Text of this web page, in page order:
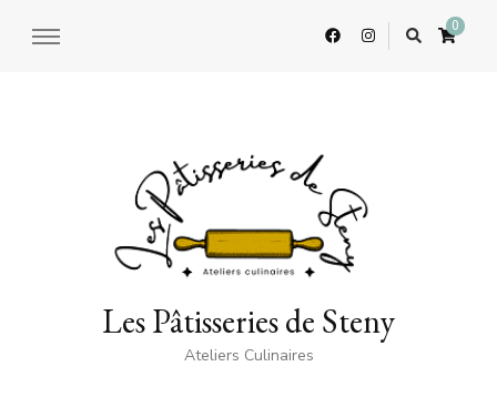
0
Les Pâtisseries de Steny
Ateliers Culinaires